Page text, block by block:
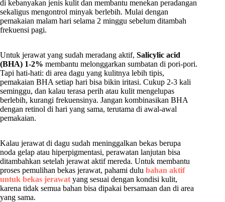
di kebanyakan jenis kulit dan membantu menekan peradangan
sekaligus mengontrol minyak berlebih. Mulai dengan
pemakaian malam hari selama 2 minggu sebelum ditambah
frekuensi pagi.
Untuk jerawat yang sudah meradang aktif, Salicylic acid
(BHA) 1-2% membantu melonggarkan sumbatan di pori-pori.
Tapi hati-hati: di area dagu yang kulitnya lebih tipis,
pemakaian BHA setiap hari bisa bikin iritasi. Cukup 2-3 kali
seminggu, dan kalau terasa perih atau kulit mengelupas
berlebih, kurangi frekuensinya. Jangan kombinasikan BHA
dengan retinol di hari yang sama, terutama di awal-awal
pemakaian.
Kalau jerawat di dagu sudah meninggalkan bekas berupa
noda gelap atau hiperpigmentasi, perawatan lanjutan bisa
ditambahkan setelah jerawat aktif mereda. Untuk membantu
proses pemulihan bekas jerawat, pahami dulu bahan aktif
untuk bekas jerawat yang sesuai dengan kondisi kulit,
karena tidak semua bahan bisa dipakai bersamaan dan di area
yang sama.